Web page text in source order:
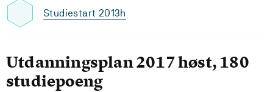
Studiestart 2013h
Utdanningsplan 2017 høst, 180
studiepoeng